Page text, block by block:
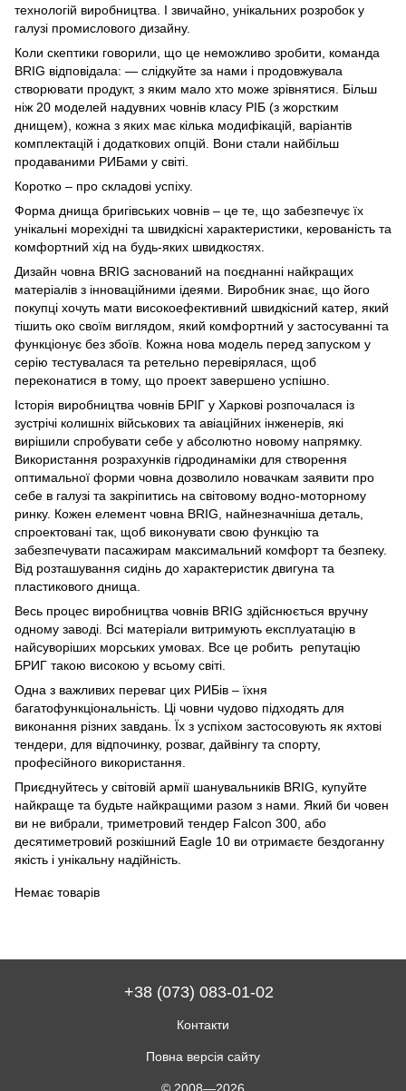
технологій виробництва. І звичайно, унікальних розробок у
галузі промислового дизайну.
Коли скептики говорили, що це неможливо зробити, команда
BRIG відповідала: — слідкуйте за нами і продовжувала
створювати продукт, з яким мало хто може зрівнятися. Більш
ніж 20 моделей надувних човнів класу РІБ (з жорстким
днищем), кожна з яких має кілька модифікацій, варіантів
комплектацій і додаткових опцій. Вони стали найбільш
продаваними РИБами у світі.
Коротко – про складові успіху.
Форма днища бригівських човнів – це те, що забезпечує їх
унікальні морехідні та швидкісні характеристики, керованість та
комфортний хід на будь-яких швидкостях.
Дизайн човна BRIG заснований на поєднанні найкращих
матеріалів з інноваційними ідеями. Виробник знає, що його
покупці хочуть мати високоефективний швидкісний катер, який
тішить око своїм виглядом, який комфортний у застосуванні та
функціонує без збоїв. Кожна нова модель перед запуском у
серію тестувалася та ретельно перевірялася, щоб
переконатися в тому, що проект завершено успішно.
Історія виробництва човнів БРІГ у Харкові розпочалася із
зустрічі колишніх військових та авіаційних інженерів, які
вирішили спробувати себе у абсолютно новому напрямку.
Використання розрахунків гідродинаміки для створення
оптимальної форми човна дозволило новачкам заявити про
себе в галузі та закріпитись на світовому водно-моторному
ринку. Кожен елемент човна BRIG, найнезначніша деталь,
спроектовані так, щоб виконувати свою функцію та
забезпечувати пасажирам максимальний комфорт та безпеку.
Від розташування сидінь до характеристик двигуна та
пластикового днища.
Весь процес виробництва човнів BRIG здійснюється вручну
одному заводі. Всі матеріали витримують експлуатацію в
найсуворіших морських умовах. Все це робить репутацію
БРИГ такою високою у всьому світі.
Одна з важливих переваг цих РИБів – їхня
багатофункціональність. Ці човни чудово підходять для
виконання різних завдань. Їх з успіхом застосовують як яхтові
тендери, для відпочинку, розваг, дайвінгу та спорту,
професійного використання.
Приєднуйтесь у світовій армії шанувальників BRIG, купуйте
найкраще та будьте найкращими разом з нами. Який би човен
ви не вибрали, триметровий тендер Falcon 300, або
десятиметровий розкішний Eagle 10 ви отримаєте бездоганну
якість і унікальну надійність.
Немає товарів
+38 (073) 083-01-02
Контакти
Повна версія сайту
© 2008—2026